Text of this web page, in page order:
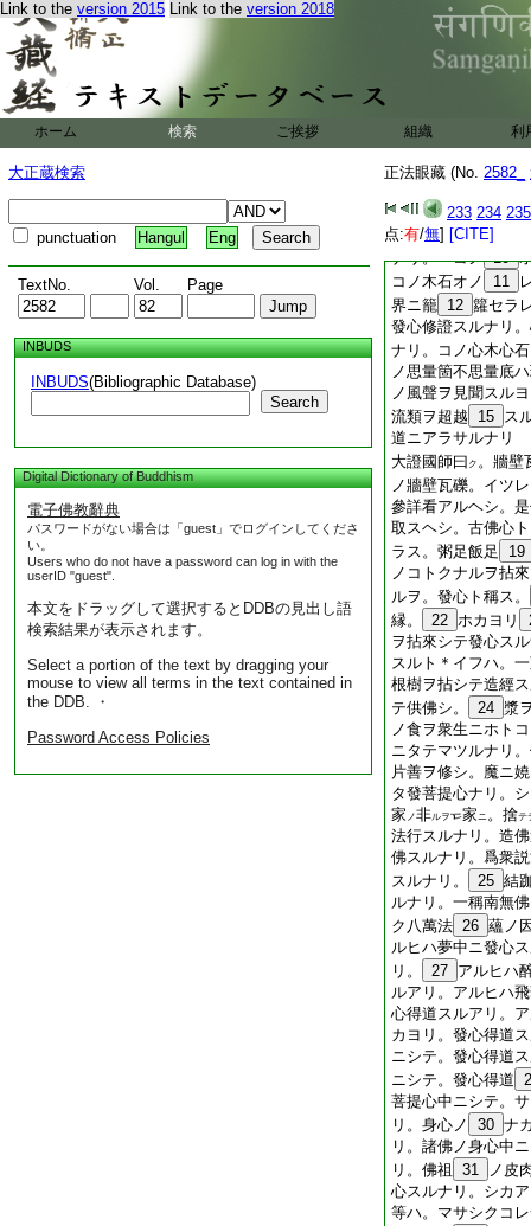
Link to the version 2015 Link to the version 2018
ホーム 検索 ご挨拶 組織 利
大正蔵検索
punctuation Hangul Eng
TextNo. Vol. Page
INBUDS
INBUDS(Bibliographic Database)
Search
Digital Dictionary of Buddhism
電子佛教辭典
パスワードがない場合は「guest」でログインしてくださ
い。
Users who do not have a password can log in with the
userID "guest".
本文をドラッグして選択するとDDBの見出し語
検索結果が表示されます。
Select a portion of the text by dragging your
mouse to view all terms in the text contained in
the DDB. ・
Password Access Policies
正法眼藏 (No. 2582_
233 234 235
点:有/無] [CITE]
正法眼藏發無上心
高祖。曰ハク。
タトフヘキヲタト
ル雪山ヲ拈來スル
ヲ拈來ス 6 ル。大
震旦初祖曰ハク。心
自他ノ心ナリ。盡 9
ノ佛祖。オヨ上天
ナリ。＊コノ 10
コノ木石オノ
11
界ニ籠 12 籮セラ
發心修證スルナリ
ナリ。コノ心木心
ノ思量箇不思量底
ノ風聲ヲ見聞スル
流類ヲ超越
15 ス
道ニアラサルナリ
大證國師曰 ク 。牆壁
ノ牆壁瓦礫。イツ
參詳看アルヘシ。
取スヘシ。古佛心
ラス。粥足飯足
19
ノコトクナルヲ拈
ルヲ。發心ト稱ス。
縁。
22 ホカヨリ
ヲ拈來シテ發心ス
スルト＊イフハ。
根樹ヲ拈シテ造經
テ供佛シ。
24 漿
ノ食ヲ衆生ニホト
ニタテマツルナリ
片善ヲ修シ。魔ニ
タ發菩提心ナリ。
家 ノ非ルヲ 家ニ。捨テ
法行スルナリ。造
佛スルナリ。爲衆
スルナリ。
25 結
ルナリ。一稱南無
ク八萬法 26 蘊ノ
ルヒハ夢中ニ發心
リ。
27 アルヒハ
ルアリ。アルヒハ
心得道スルアリ。
カヨリ。發心得道
ニシテ。發心得道
ニシテ。發心得道
菩提心中ニシテ。
リ。身心ノ
30 ナ
リ。諸佛ノ身心中
リ。佛祖
31
ノ皮
心スルナリ。シカ
等ハ。マサシクコ